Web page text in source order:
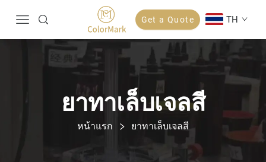
Get a Quote TH
ยาทาเล็บเจลสี
หน้าแรก ยาทาเล็บเจลสี